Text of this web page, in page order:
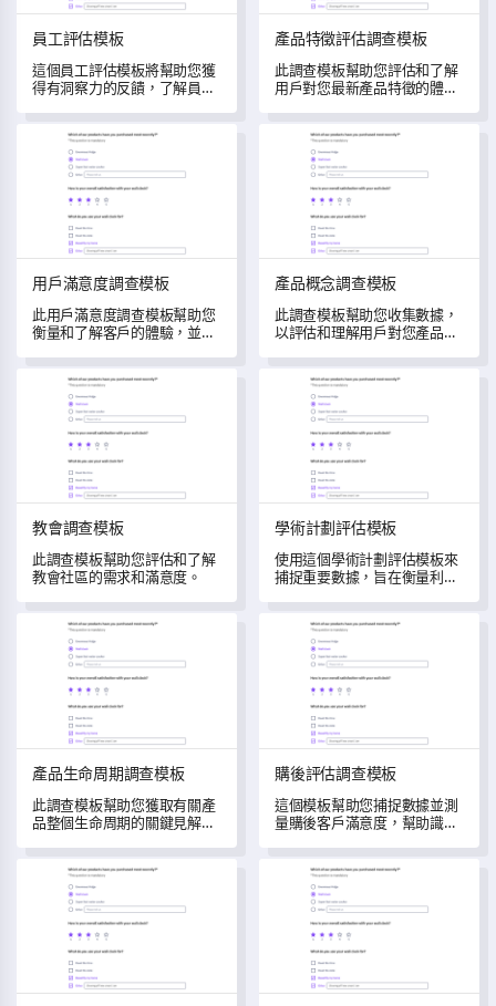
員工評估模板
這個員工評估模板將幫助您獲
得有洞察力的反饋，了解員工
進。
產品特徵評估調查模板
此調查模板幫助您評估和了解
用戶對您最新產品特徵的體
用戶滿意度調查模板
用戶滿意度調查模板
此用戶滿意度調查模板幫助您
衡量和了解客戶的體驗，並識
產品概念調查模板
產品概念調查模板
此調查模板幫助您收集數據，
以評估和理解用戶對您產品概
教會調查模板
教會調查模板
此調查模板幫助您評估和了解
教會社區的需求和滿意度。
學術計劃評估模板
學術計劃評估模板
使用這個學術計劃評估模板來
捕捉重要數據，旨在衡量利益
領域。
產品生命周期調查模板
產品生命周期調查模板
此調查模板幫助您獲取有關產
品整個生命周期的關鍵見解，
據。
購後評估調查模板
購後評估調查模板
這個模板幫助您捕捉數據並測
量購後客戶滿意度，幫助識別
商業調查模板 品牌認知調查範本